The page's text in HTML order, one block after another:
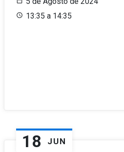
13:35 a 14:35
18 JUN